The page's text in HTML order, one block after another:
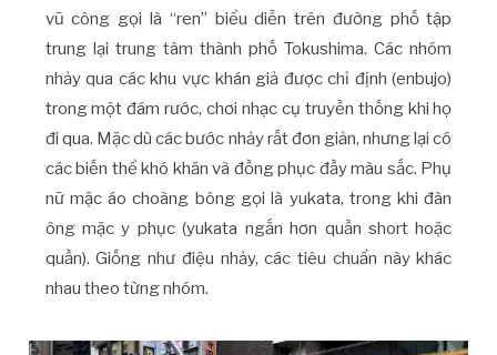
vũ công gọi là “ren” biểu diễn trên đường phố tập
trung lại trung tâm thành phố Tokushima. Các nhóm
nhảy qua các khu vực khán giả được chỉ định (enbujo)
trong một đám rước, chơi nhạc cụ truyền thống khi họ
đi qua. Mặc dù các bước nhảy rất đơn giản, nhưng lại có
các biến thể khó khăn và đồng phục đầy màu sắc. Phụ
nữ mặc áo choàng bông gọi là yukata, trong khi đàn
ông mặc y phục (yukata ngắn hơn quần short hoặc
quần). Giống như điệu nhảy, các tiêu chuẩn này khác
nhau theo từng nhóm.